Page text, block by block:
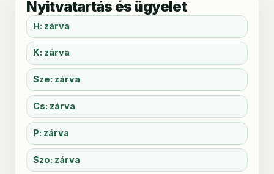
Nyitvatartás és ügyelet
H: zárva
K: zárva
Sze: zárva
Cs: zárva
P: zárva
Szo: zárva